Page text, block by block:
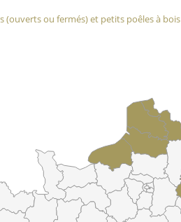
(ouverts ou fermés) et petits poêles à bois